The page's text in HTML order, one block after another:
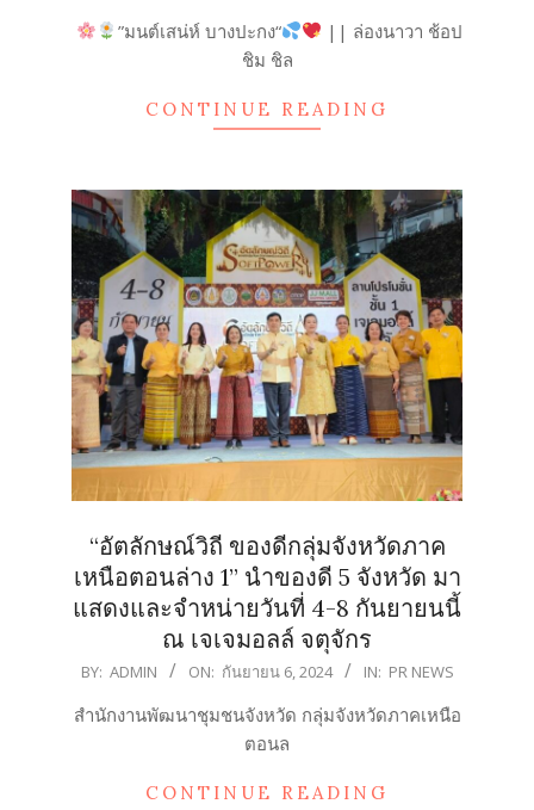
10
”มนต์เสน่ห์ บางปะกง“
|| ล่องนาวา ช้อป
ชิม ชิล
CONTINUE READING
“อัตลักษณ์วิถี ของดีกลุ่มจังหวัดภาค
เหนือตอนล่าง 1” นำของดี 5 จังหวัด มา
แสดงและจำหน่ายวันที่ 4-8 กันยายนนี้
ณ เจเจมอลล์ จตุจักร
2024-
06
BY: ADMIN ON: กันยายน 6, 2024 IN: PR NEWS
สำนักงานพัฒนาชุมชนจังหวัด กลุ่มจังหวัดภาคเหนือ
ตอนล
CONTINUE READING